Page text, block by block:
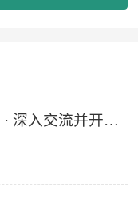
深入交流并开展